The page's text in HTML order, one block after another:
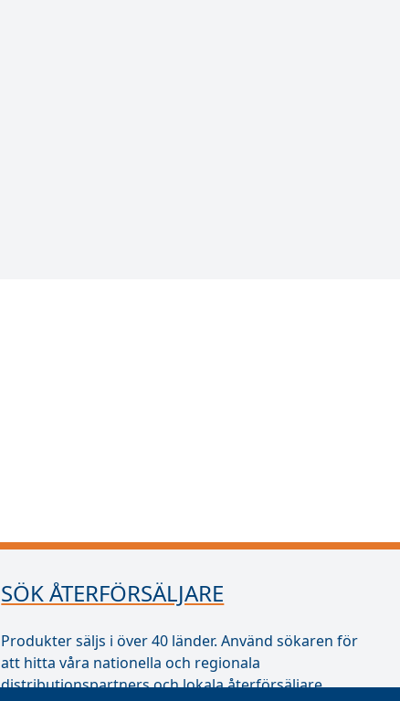
SÖK ÅTERFÖRSÄLJARE
Produkter säljs i över 40 länder. Använd sökaren för
att hitta våra nationella och regionala
distributionspartners och lokala återförsäljare.